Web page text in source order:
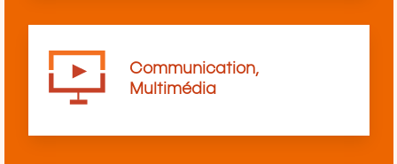
Communication,
Multimédia